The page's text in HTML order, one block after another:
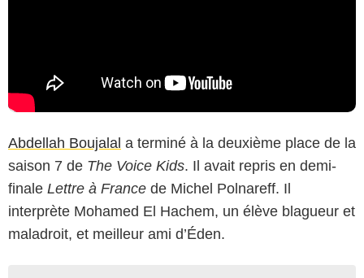
Abdellah Boujalal a terminé à la deuxième place de la
saison 7 de The Voice Kids. Il avait repris en demi-
finale Lettre à France de Michel Polnareff. Il
interprète Mohamed El Hachem, un élève blagueur et
maladroit, et meilleur ami d’Éden.